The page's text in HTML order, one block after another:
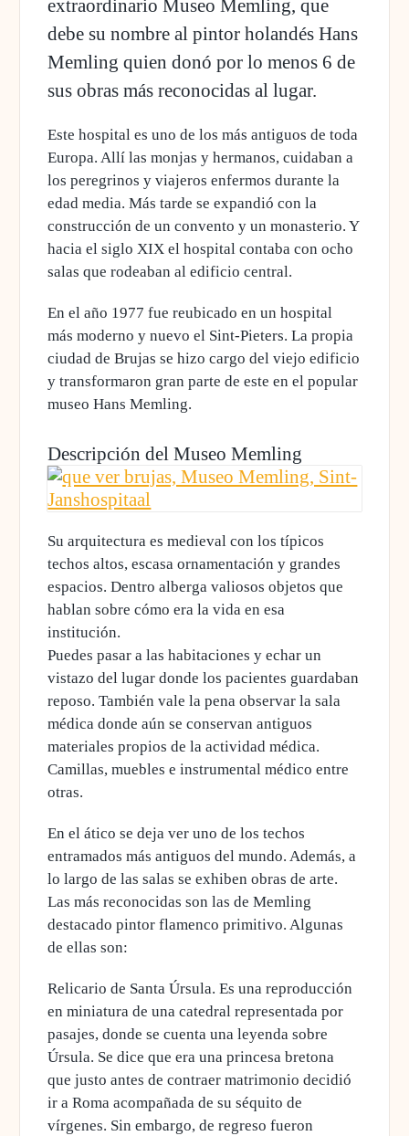
extraordinario Museo Memling, que
debe su nombre al pintor holandés Hans
Memling quien donó por lo menos 6 de
sus obras más reconocidas al lugar.
Este hospital es uno de los más antiguos de toda
Europa. Allí las monjas y hermanos,cuidaban a
los peregrinos y viajeros enfermos durante la
edad media. Más tarde se expandió con la
construcción de un convento y un monasterio. Y
hacia el siglo XIX el hospital contaba con ocho
salas que rodeaban al edificio central.
En el año 1977 fue reubicado en un hospital
más moderno y nuevo el Sint-Pieters.La propia
ciudad de Brujas se hizo cargo del viejo edificio
y transformaron gran parte de este en el popular
museo Hans Memling.
Descripción del Museo Memling
Su arquitectura es medieval con los típicos
techos altos, escasa ornamentación y grandes
espacios. Dentroalberga valiosos objetos que
hablan sobre cómo era la vida en esa
institución.
Puedes pasar a las habitaciones y echar un
vistazo del lugar donde los pacientes guardaban
reposo. También vale la pena observar la sala
médica donde aún se conservan antiguos
materiales propios de la actividad médica.
Camillas, muebles e instrumental médico entre
otras.
En el ático se deja ver uno de los techos
entramados más antiguos del mundo. Además,a
lo largo de las salas se exhiben obras de arte.
Las más reconocidas son las de Memling
destacado pintor flamenco primitivo. Algunas
de ellas son:
Relicario de Santa Úrsula. Es una reproducción
en miniatura de una catedral representada por
pasajes, donde se cuenta una leyenda sobre
Úrsula. Se dice que era una princesa bretona
que justo antes de contraer matrimonio decidió
ir a Roma acompañada de su séquito de
vírgenes. Sin embargo, de regreso fueron